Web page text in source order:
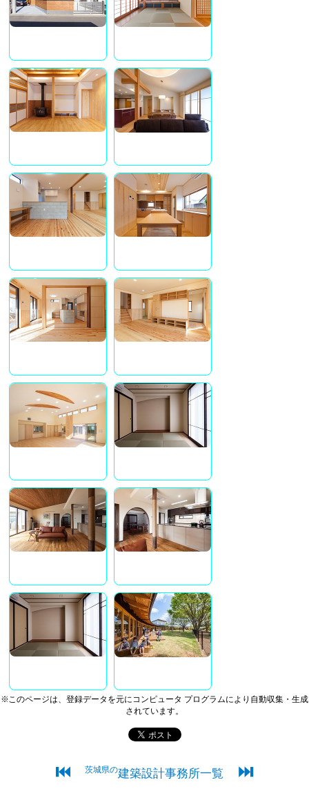
※このページは、登録データを元にコンピュータ プログラムにより自動収集・生成
されています。
⏮ 茨城県の建築設計事務所一覧 ⏭